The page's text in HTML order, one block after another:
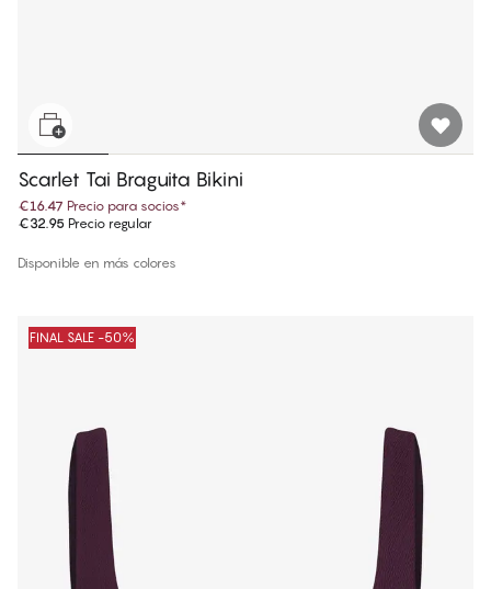
Scarlet Tai Braguita Bikini
€16.47 Precio para socios*
€32.95 Precio regular
Disponible en más colores
FINAL SALE -50%